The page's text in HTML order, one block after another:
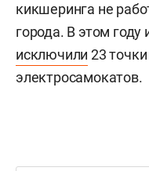
кикшеринга не
города. В этом
исключили 23
электросамокатов.